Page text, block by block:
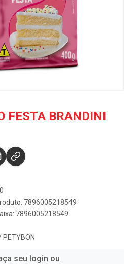
FESTA BRANDINI
7896005218549
7896005218549
PETYBON
seu login ou